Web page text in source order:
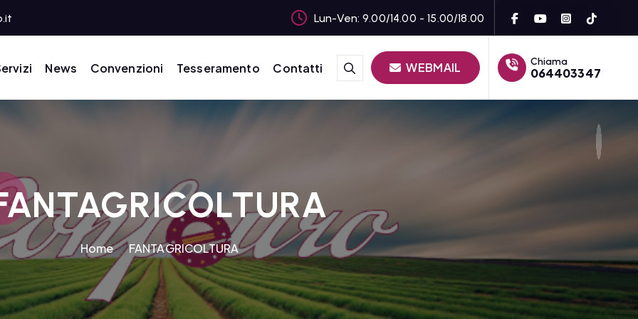
Lun-Ven: 9.00/14.00 - 15.00/18.00
News Convenzioni Tesseramento Contatti WEBMAIL Chiama
064403347
Home FANTAGRICOLTURA